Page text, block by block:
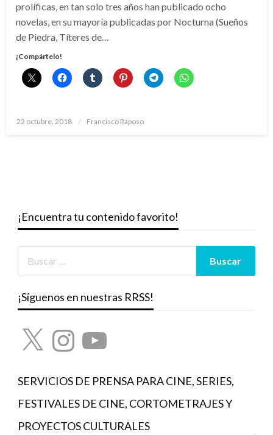
prolíficas, en tan solo tres años han publicado ocho
novelas, en su mayoría publicadas por Nocturna (Sueños
de Piedra, Títeres de…
¡Compártelo!
Publicado
22 octubre, 2018 Francisco Raposo
¡Encuentra tu contenido favorito!
¡Síguenos en nuestras RRSS!
X InstagramYouTube
SERVICIOS DE PRENSA PARA CINE, SERIES,
FESTIVALES DE CINE, CORTOMETRAJES Y
PROYECTOS CULTURALES